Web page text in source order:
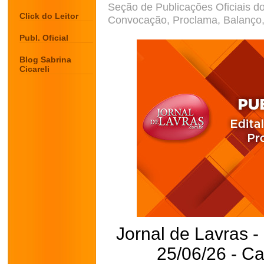
Click do Leitor
Publ. Oficial
Blog Sabrina
Cicareli
Seção de Publicações Oficiais
Convocação, Proclama,
Jornal de Lavras
25/06/26 -